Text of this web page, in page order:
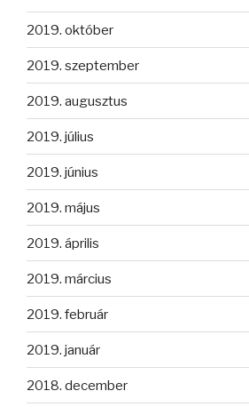
2019. október
2019. szeptember
2019. augusztus
2019. július
2019. június
2019. május
2019. április
2019. március
2019. február
2019. január
2018. december